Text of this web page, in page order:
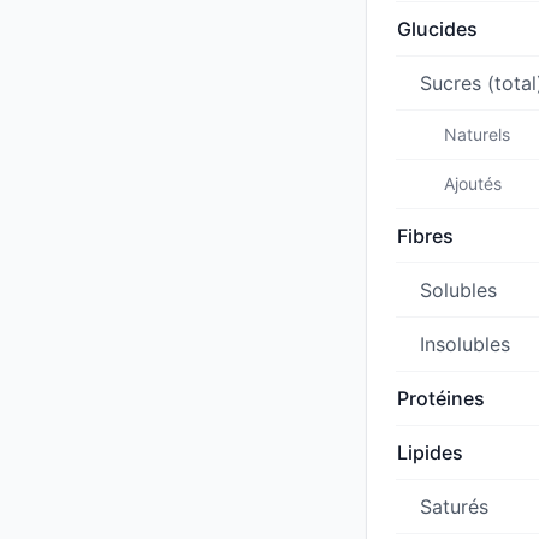
Glucides
Sucres
Naturels
Ajoutés
Fibres
Solubles
Insolubles
Protéines
Lipides
Saturés